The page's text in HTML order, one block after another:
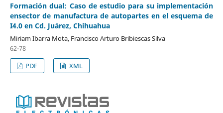
Formación dual: Caso de estudio para su implementación
ensector de manufactura de autopartes en el esquema de
I4.0 en Cd. Juárez, Chihuahua
Miriam Ibarra Mota, Francisco Arturo Bribiescas Silva
62-78
PDF
XML